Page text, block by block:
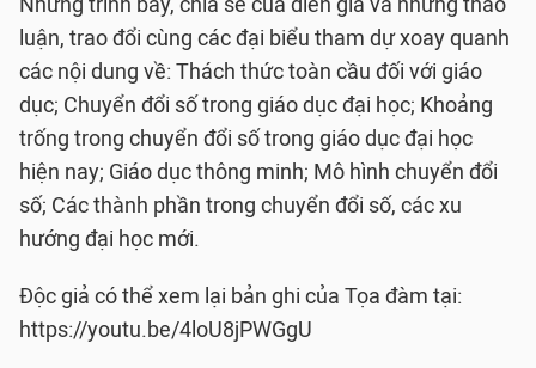
luận, trao đổi cùng các đại biểu tham dự xoay quanh
các nội dung về: Thách thức toàn cầu đối với giáo
dục; Chuyển đổi số trong giáo dục đại học; Khoảng
trống trong chuyển đổi số trong giáo dục đại học
hiện nay; Giáo dục thông minh; Mô hình chuyển đổi
số; Các thành phần trong chuyển đổi số, các xu
hướng đại học mới.
Độc giả có thể xem lại bản ghi của Tọa đàm tại:
https://youtu.be/4loU8jPWGgU